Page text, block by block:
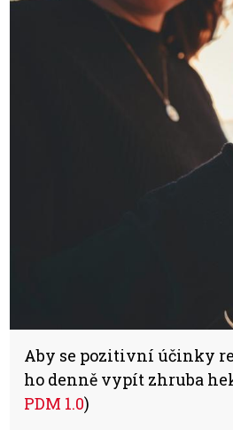
Aby se pozitivní účinky
ho denně vypít zhruba
PDM 1.0)